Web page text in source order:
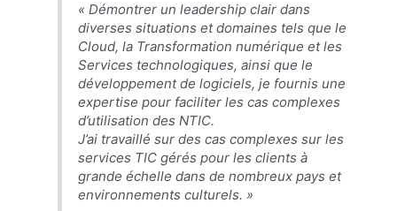
« Démontrer un leadership clair dans
diverses situations et domaines tels que le
Cloud, la Transformation numérique et les
Services technologiques, ainsi que le
développement de logiciels, je fournis une
expertise pour faciliter les cas complexes
d’utilisation des NTIC.
J’ai travaillé sur des cas complexes sur les
services TIC gérés pour les clients à
grande échelle dans de nombreux pays et
environnements culturels. »